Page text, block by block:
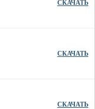
СКАЧАТЬ
СКАЧАТЬ
СКАЧАТЬ